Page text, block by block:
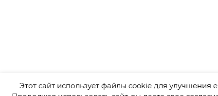
Этот сайт использует файлы cookie для улучшения